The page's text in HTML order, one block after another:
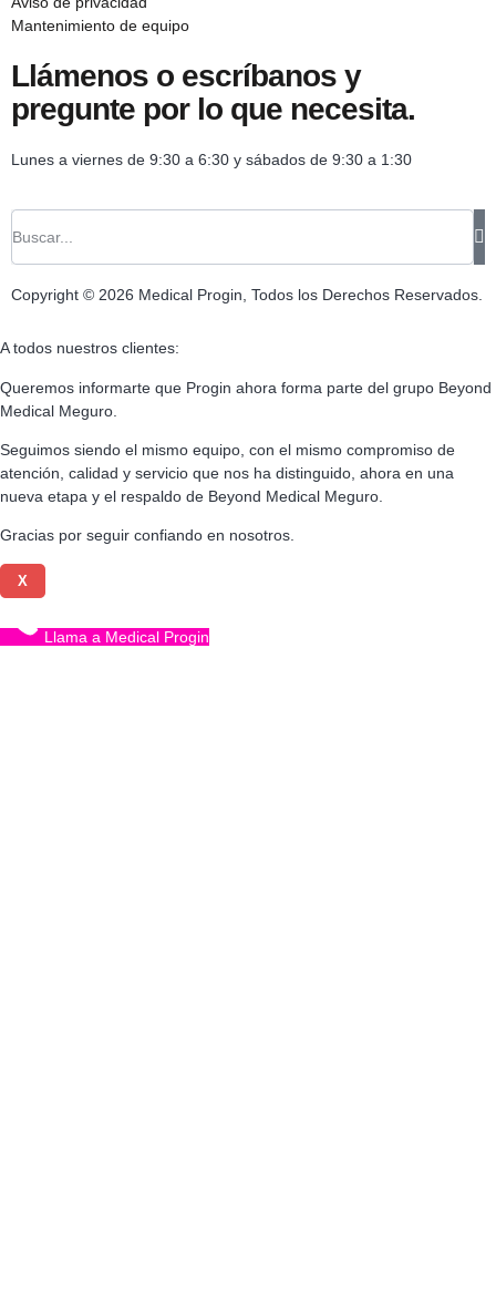
Mantenimiento de equipo
Llámenos o escríbanos y
pregunte por lo que necesita.
Lunes a viernes de 9:30 a 6:30 y sábados de 9:30 a 1:30
Copyright © 2026 Medical Progin, Todos los Derechos Reservados.
A todos nuestros clientes:
Queremos informarte que Progin ahora forma parte del grupo Beyond
Medical Meguro.
Seguimos siendo el mismo equipo, con el mismo compromiso de
atención, calidad y servicio que nos ha distinguido, ahora en una
nueva etapa y el respaldo de Beyond Medical Meguro.
Gracias por seguir confiando en nosotros.
X
Llama a Medical Progin